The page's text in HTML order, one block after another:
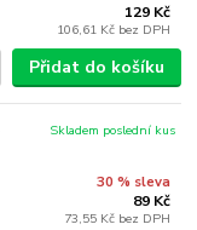
129 Kč
106,61 Kč bez DPH
Přidat do košíku
30 % sleva
89 Kč
73,55 Kč bez DPH
Skladem poslední kus